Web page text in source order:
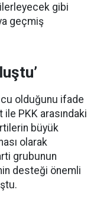
gibi
geçmiş
olduğunu ifade
PKK arasındaki
büyük
olarak
grubunun
desteği önemli